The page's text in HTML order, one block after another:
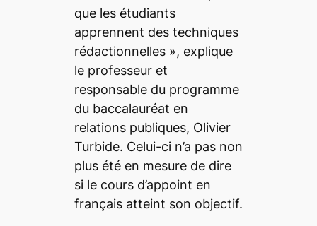
que les étudiants
apprennent des techniques
rédactionnelles », explique
le professeur et
responsable du programme
du baccalauréat en
relations publiques, Olivier
Turbide. Celui-ci n’a pas non
plus été en mesure de dire
si le cours d’appoint en
français atteint son objectif.